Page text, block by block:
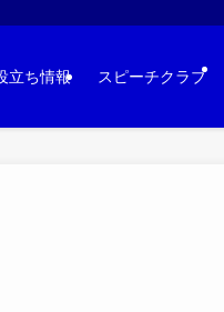
立ち情報 スピーチクラブ